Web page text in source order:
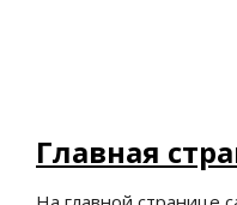
Главная